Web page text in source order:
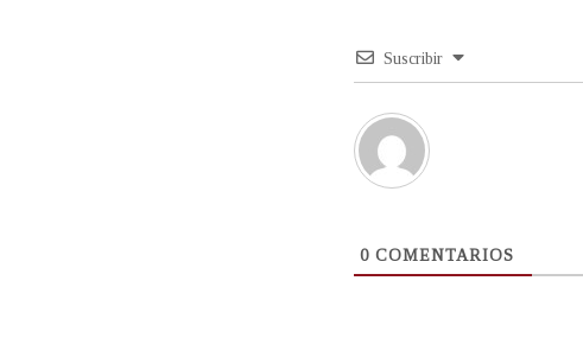
Suscribir
0 COMENTARIOS